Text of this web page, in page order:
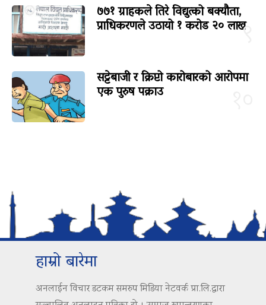
९
७७१ ग्राहकले तिरे विद्युत्को बक्यौता,
प्राधिकरणले उठायो १ करोड २० लाख
सट्टेबाजी र क्रिप्टो कारोबारको आरोपमा
एक पुरुष पक्राउ
हाम्रो बारेमा
अनलाईन विचार डटकम समरुप मिडिया नेटवर्क प्रा.लि.द्वारा